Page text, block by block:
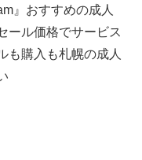
』おすすめの成人
ール価格でサービス
も購入も札幌の成人